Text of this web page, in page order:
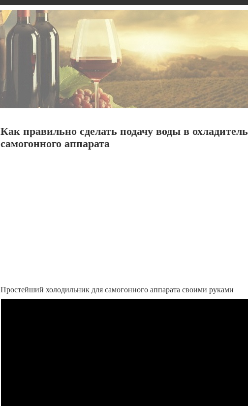
Как правильно сделать подачу воды в охладитель
самогонного аппарата
Простейший холодильник для самогонного аппарата своими руками